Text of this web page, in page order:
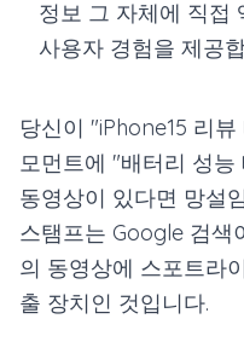
정보 그 자체에 직접
사용자 경험을 제공
당신이 "iPhone15 리
모먼트에 "배터리 성
동영상이 있다면 망설
스탬프는 Google 검색
의 동영상에 스포트라
출 장치인 것입니다.